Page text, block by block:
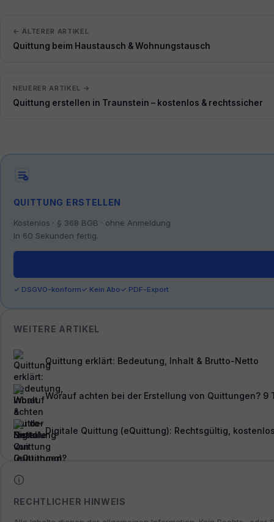
← ÄLTERER ARTIKEL
Quittung beim Haustausch & Wohnungstausch
NEUERER ARTIKEL →
Quittung erstellen in Traunstein – kostenlos & rechtssicher
QUITTUNG ERSTELLEN
Kostenlos · § 368 BGB · ohne Anmeldung
In 60 Sekunden fertig.
✓ DSGVO-konform✓ Kein Abo✓ PDF-Export
WEITERE ARTIKEL
Quittung erklärt: Bedeutung, Inhalt & Brutto-Netto
Worauf achten bei der Erstellung von Quittungen? 9
Digitale Quittung (eQuittung): Rechtsgültig,
RECHTLICHER HINWEIS